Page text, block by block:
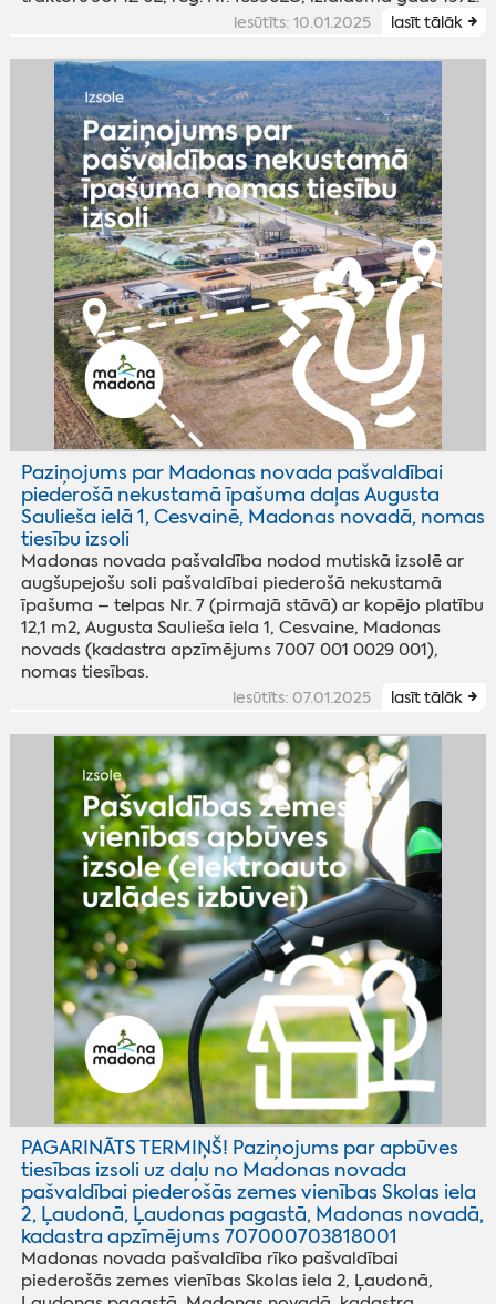
iesūtīts: 10.01.2025 lasīt tālāk
Paziņojums par Madonas novada pašvaldībai
piederošā nekustamā īpašuma daļas Augusta
Saulieša ielā 1, Cesvainē, Madonas novadā, nomas
tiesību izsoli
Madonas novada pašvaldība nodod mutiskā izsolē ar
augšupejošu soli pašvaldībai piederošā nekustamā
īpašuma – telpas Nr. 7 (pirmajā stāvā) ar kopējo platību
12,1 m2, Augusta Saulieša iela 1, Cesvaine, Madonas
novads (kadastra apzīmējums 7007 001 0029 001),
nomas tiesības.
iesūtīts: 07.01.2025 lasīt tālāk
PAGARINĀTS TERMIŅŠ! Paziņojums par apbūves
tiesības izsoli uz daļu no Madonas novada
pašvaldībai piederošās zemes vienības Skolas iela
2, Ļaudonā, Ļaudonas pagastā, Madonas novadā,
kadastra apzīmējums 707000703818001
Madonas novada pašvaldība rīko pašvaldībai
piederošās zemes vienības Skolas iela 2, Ļaudonā,